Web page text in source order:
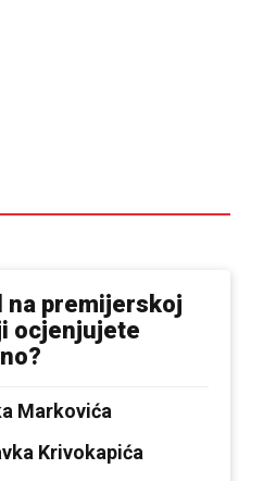
na premijerskoj
ocjenjujete
Markovića
Krivokapića